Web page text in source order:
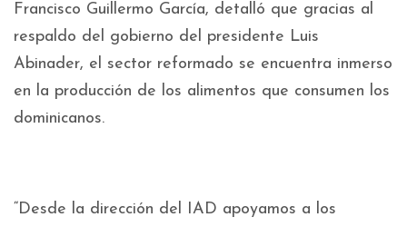
Francisco Guillermo García, detalló que gracias al
respaldo del gobierno del presidente Luis
Abinader, el sector reformado se encuentra inmerso
en la producción de los alimentos que consumen los
dominicanos.
“Desde la dirección del IAD apoyamos a los